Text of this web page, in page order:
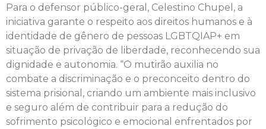
Para o defensor público-geral, Celestino Chupel, a
iniciativa garante o respeito aos direitos humanos e à
identidade de gênero de pessoas LGBTQIAP+ em
situação de privação de liberdade, reconhecendo sua
dignidade e autonomia. “O mutirão auxilia no
combate a discriminação e o preconceito dentro do
sistema prisional, criando um ambiente mais inclusivo
e seguro além de contribuir para a redução do
sofrimento psicológico e emocional enfrentados por